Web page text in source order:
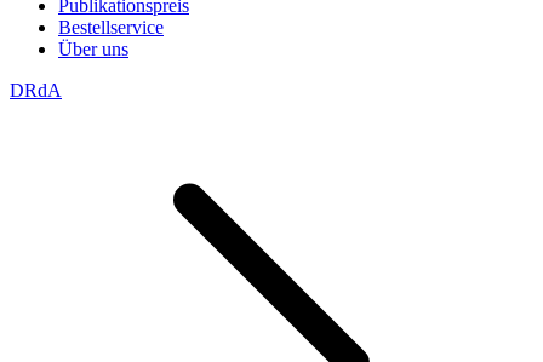
Publikationspreis
Bestellservice
Über uns
DRdA